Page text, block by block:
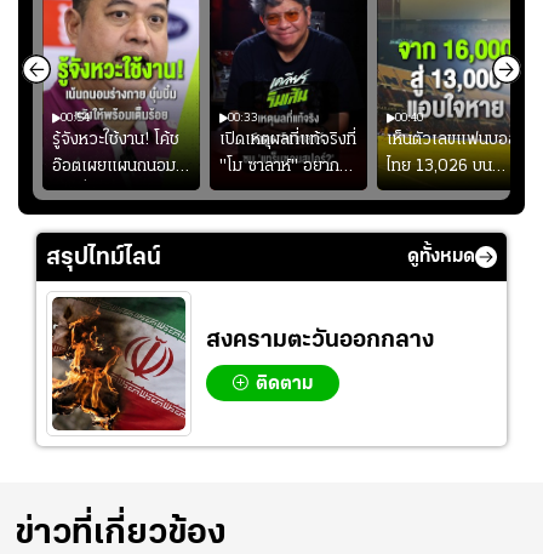
00:54
รู้จังหวะใช้งาน! โค้ช
อ๊อตเผยแผนถนอม
“บุ๋มบิ๋ม” เพื่อรักษา
ร่างกายให้พร้อมที่สุด
00:33
เปิดเหตุผลที่แท้จริงที่
"โม ซาลาห์" อยาก
ย้ายซบ "แทร็บซอนส
ปอร์"
00:40
เห็นตัวเลขแฟนบอล
ไทย 13,026 บน
สกอร์บอร์ดแล้วแอบ
ใจหาย น้อยกว่านัดที่
แล้วเจอมาเลเซียตั้ง
สรุปไทม์ไลน์ ดูทั้งหมด
สงครามตะวันออกกลาง
ติดตาม
ข่าวที่เกี่ยวข้อง